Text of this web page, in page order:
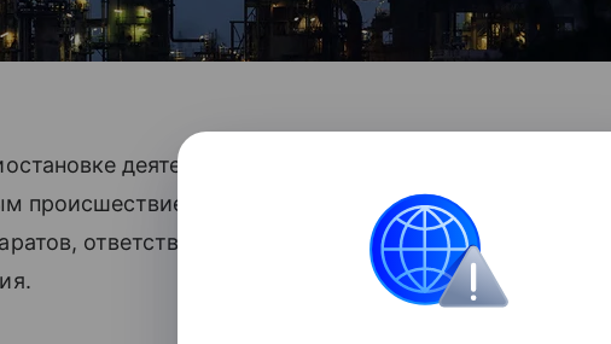
деятельности нефтяного комплекса в районе
происшествием. Решение принято после атаки
ответственность за которую возлагается